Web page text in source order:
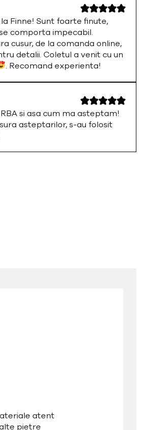
Finne! Sunt foarte finute,
comporta impecabil.
cusur, de la comanda online,
detalii. Coletul a venit cu un
. Recomand experienta!
si asa cum ma asteptam!
asteptarilor, s-au folosit
atent
pietre